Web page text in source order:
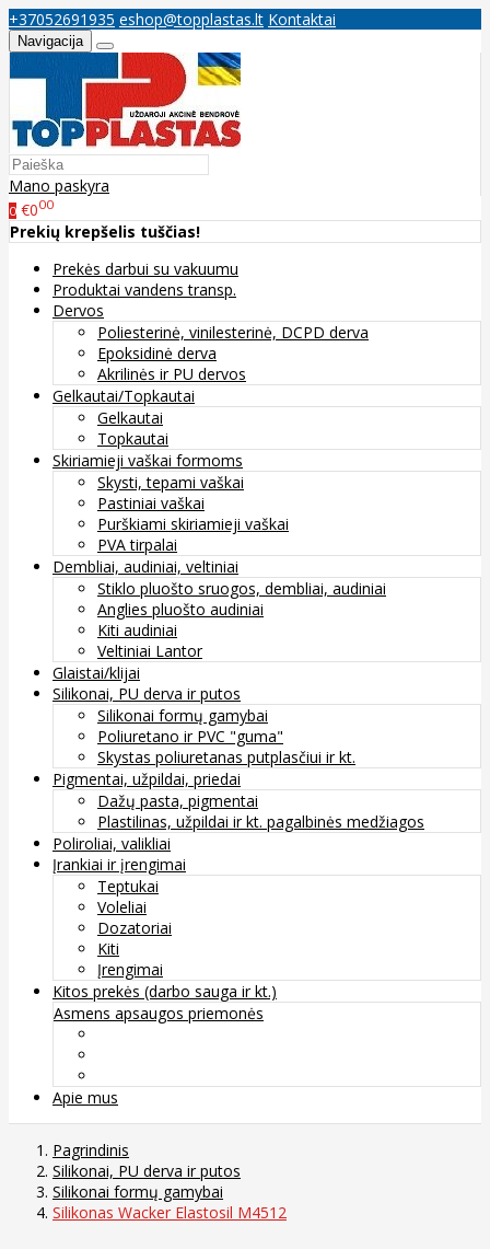
+37052691935 eshop@topplastas.lt Kontaktai
Navigacija
Mano paskyra
0 €000
Prekių krepšelis tuščias!
Prekės darbui su vakuumu
Produktai vandens transp.
Dervos
Poliesterinė, vinilesterinė, DCPD derva
Epoksidinė derva
Akrilinės ir PU dervos
Gelkautai/Topkautai
Gelkautai
Topkautai
Skiriamieji vaškai formoms
Skysti, tepami vaškai
Pastiniai vaškai
Purškiami skiriamieji vaškai
PVA tirpalai
Dembliai, audiniai, veltiniai
Stiklo pluošto sruogos, dembliai, audiniai
Anglies pluošto audiniai
Kiti audiniai
Veltiniai Lantor
Glaistai/klijai
Silikonai, PU derva ir putos
Silikonai formų gamybai
Poliuretano ir PVC "guma"
Skystas poliuretanas putplasčiui ir kt.
Pigmentai, užpildai, priedai
Dažų pasta, pigmentai
Plastilinas, užpildai ir kt. pagalbinės medžiagos
Poliroliai, valikliai
Įrankiai ir įrengimai
Teptukai
Voleliai
Dozatoriai
Kiti
Įrengimai
Kitos prekės (darbo sauga ir kt.)
Asmens apsaugos priemonės
Apie mus
Pagrindinis
Silikonai, PU derva ir putos
Silikonai formų gamybai
Silikonas Wacker Elastosil M4512